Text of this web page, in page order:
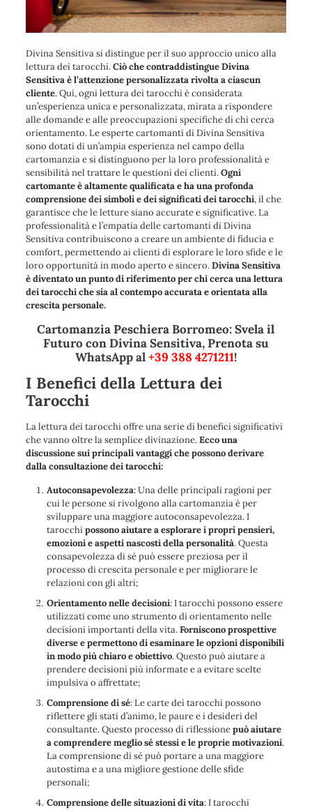
Divina Sensitiva si distingue per il suo approccio unico alla
lettura dei tarocchi.Ciò che contraddistingue Divina
Sensitiva è l’attenzione personalizzata rivolta a ciascun
cliente. Qui, ogni lettura dei tarocchi è considerata
un’esperienza unica e personalizzata, mirata a rispondere
alle domande e alle preoccupazioni specifiche di chi cerca
orientamento. Le esperte cartomanti di Divina Sensitiva
sono dotati di un’ampia esperienza nel campo della
cartomanzia e si distinguono per la loro professionalità e
sensibilità nel trattare le questioni dei clienti.Ogni
cartomante è altamente qualificata e ha una profonda
comprensione dei simboli e dei significati dei tarocchi, il che
garantisce che le letture siano accurate e significative. La
professionalità e l’empatia delle cartomanti di Divina
Sensitiva contribuiscono a creare un ambiente di fiducia e
comfort, permettendo ai clienti di esplorare le loro sfide e le
loro opportunità in modo aperto e sincero.Divina Sensitiva
è diventato un punto di riferimento per chi cerca una lettura
dei tarocchi che sia al contempo accurata e orientata alla
crescita personale.
Cartomanzia Peschiera Borromeo: Svela il
Futuro con Divina Sensitiva, Prenota su
WhatsApp al+39 388 4271211!
I Benefici della Lettura dei
Tarocchi
La lettura dei tarocchi offre una serie di benefici significativi
che vanno oltre la semplice divinazione.Ecco una
discussione sui principali vantaggi che possono derivare
dalla consultazione dei tarocchi:
Autoconsapevolezza: Una delle principali ragioni per
cui le persone si rivolgono alla cartomanzia è per
sviluppare una maggiore autoconsapevolezza. I
tarocchipossono aiutare a esplorare i propri pensieri,
emozioni e aspetti nascosti della personalità. Questa
consapevolezza di sé può essere preziosa per il
processo di crescita personale e per migliorare le
relazioni con gli altri;
Orientamento nelle decisioni: I tarocchi possono essere
utilizzati come uno strumento di orientamento nelle
decisioni importanti della vita.Forniscono prospettive
diverse e permettono di esaminare le opzioni disponibili
in modo più chiaro e obiettivo. Questo può aiutare a
prendere decisioni più informate e a evitare scelte
impulsiva o affrettate;
Comprensione di sé: Le carte dei tarocchi possono
riflettere gli stati d’animo, le paure e i desideri del
consultante. Questo processo di riflessionepuò aiutare
a comprendere meglio sé stessi e le proprie motivazioni.
La comprensione di sé può portare a una maggiore
autostima e a una migliore gestione delle sfide
personali;
Comprensione delle situazioni di vita: I tarocchi